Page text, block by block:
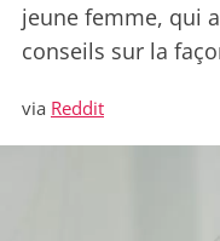
jeune femme, qui
conseils sur la
via Reddit